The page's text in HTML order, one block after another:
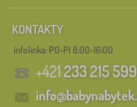
KONTAKTY
infolinka: PO-PI 8:00-16:00
+421233 215 599